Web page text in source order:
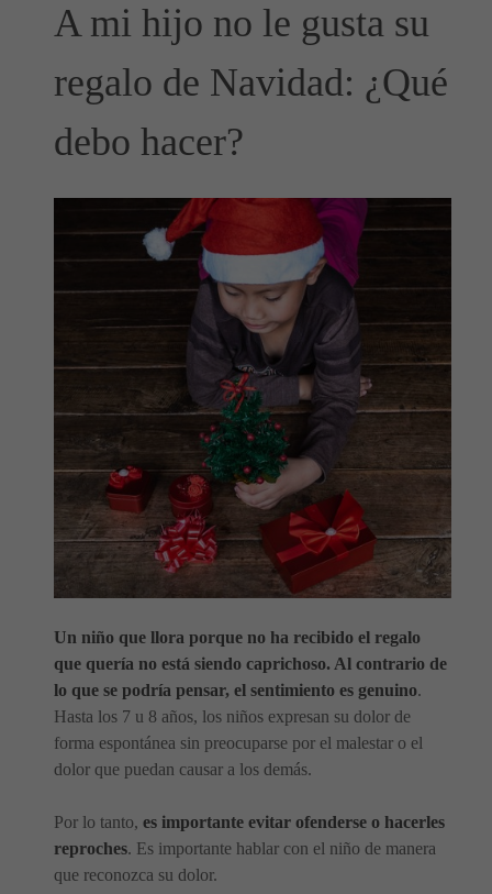
A mi hijo no le gusta su
regalo de Navidad: ¿Qué
debo hacer?
Un niño que llora porque no ha recibido el regalo
que quería no está siendo caprichoso. Al contrario de
lo que se podría pensar, el sentimiento es genuino.
Hasta los 7 u 8 años, los niños expresan su dolor de
forma espontánea sin preocuparse por el malestar o el
dolor que puedan causar a los demás.
Por lo tanto, es importante evitar ofenderse o hacerles
reproches. Es importante hablar con el niño de manera
que reconozca su dolor.